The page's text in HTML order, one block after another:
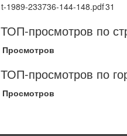
t-1989-233736-144-148.pdf31
ТОП-просмотров по
Просмотров
ТОП-просмотров по
Просмотров